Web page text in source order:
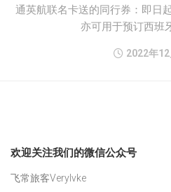
通英航联名卡送的同行券：即日
亦可用于预订西班
2022年12
欢迎关注我们的微信公众号
飞常旅客Verylvke